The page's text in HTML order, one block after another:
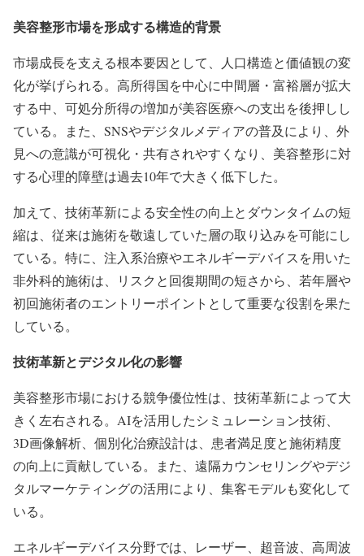
美容整形市場を形成する構造的背景
市場成長を支える根本要因として、人口構造と価値観の変
化が挙げられる。高所得国を中心に中間層・富裕層が拡大
する中、可処分所得の増加が美容医療への支出を後押しし
ている。また、SNSやデジタルメディアの普及により、外
見への意識が可視化・共有されやすくなり、美容整形に対
する心理的障壁は過去10年で大きく低下した。
加えて、技術革新による安全性の向上とダウンタイムの短
縮は、従来は施術を敬遠していた層の取り込みを可能にし
ている。特に、注入系治療やエネルギーデバイスを用いた
非外科的施術は、リスクと回復期間の短さから、若年層や
初回施術者のエントリーポイントとして重要な役割を果た
している。
技術革新とデジタル化の影響
美容整形市場における競争優位性は、技術革新によって大
きく左右される。AIを活用したシミュレーション技術、
3D画像解析、個別化治療設計は、患者満足度と施術精度
の向上に貢献している。また、遠隔カウンセリングやデジ
タルマーケティングの活用により、集客モデルも変化して
いる。
エネルギーデバイス分野では、レーザー、超音波、高周波